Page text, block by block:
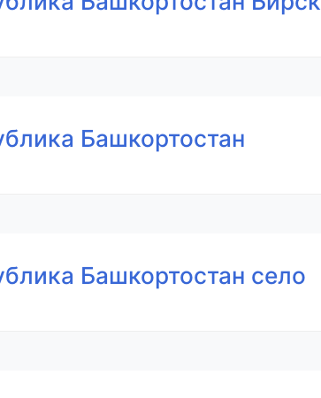
Башкортостан
Башкортостан село